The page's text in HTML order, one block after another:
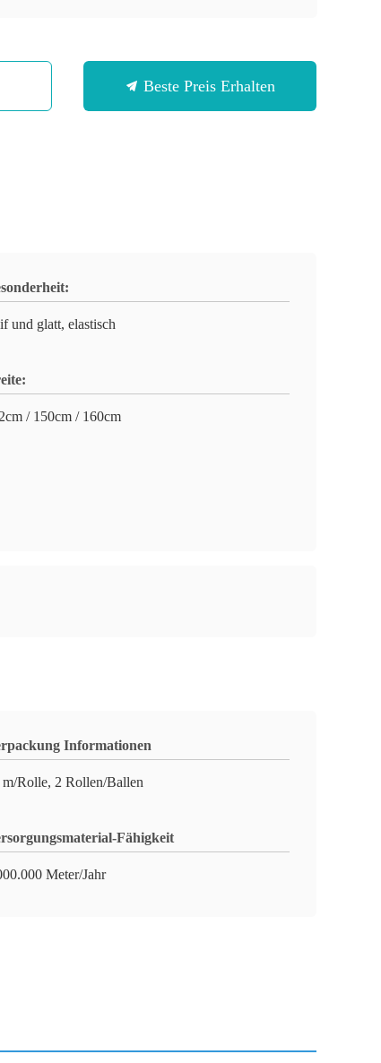
Beste Preis Erhalten
und glatt, elastisch
/ 150cm / 160cm
Informationen
m/Rolle, 2 Rollen/Ballen
Fähigkeit
Meter/Jahr